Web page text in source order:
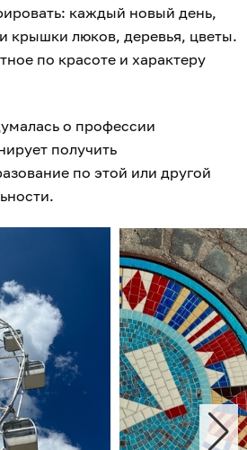
каждый новый день,
крышки люков, деревья, цветы.
по красоте и характеру
о профессии
получить
по этой или другой